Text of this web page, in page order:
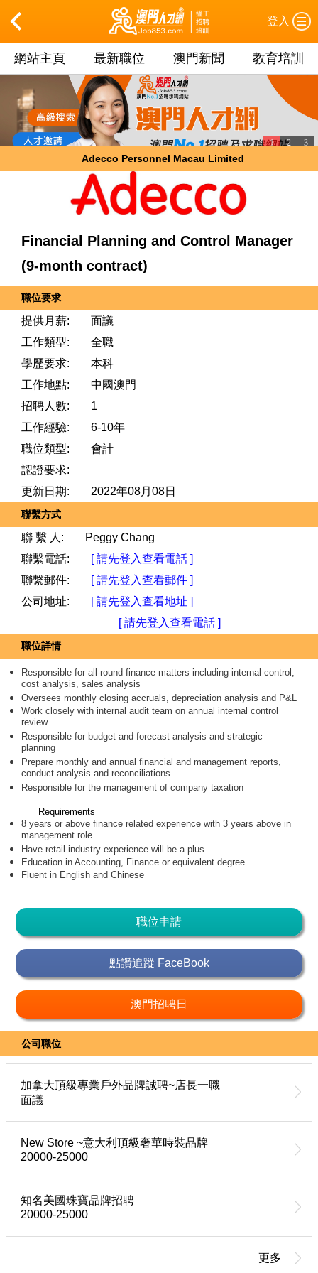
登入
網站主頁 最新職位 澳門新聞 教育培訓
3
2
1
Adecco Personnel Macau Limited
Financial Planning and Control Manager
(9-month contract)
職位要求
提供月薪:
面議
工作類型:
全職
學歷要求:
本科
工作地點:
中國澳門
招聘人數:
1
工作經驗:
6-10年
職位類型:
會計
認證要求:
更新日期:
2022年08月08日
聯繫方式
聯 繫 人:
Peggy Chang
聯繫電話:
[ 請先登入查看電話 ]
聯繫郵件:
[ 請先登入查看郵件 ]
公司地址:
[ 請先登入查看地址 ]
[ 請先登入查看電話 ]
職位詳情
Responsible for all-round finance matters including internal control,
cost analysis, sales analysis
Oversees monthly closing accruals, depreciation analysis and P&L
Work closely with internal audit team on annual internal control
review
Responsible for budget and forecast analysis and strategic
planning
Prepare monthly and annual financial and management reports,
conduct analysis and reconciliations
Responsible for the management of company taxation
Requirements
8 years or above finance related experience with 3 years above in
management role
Have retail industry experience will be a plus
Education in Accounting, Finance or equivalent degree
Fluent in English and Chinese
職位申請
點讚追蹤 FaceBook
澳門招聘日
公司職位
加拿大頂級專業戶外品牌誠聘~店長一職
面議
New Store ~意大利頂級奢華時裝品牌
20000-25000
知名美國珠寶品牌招聘
20000-25000
更多